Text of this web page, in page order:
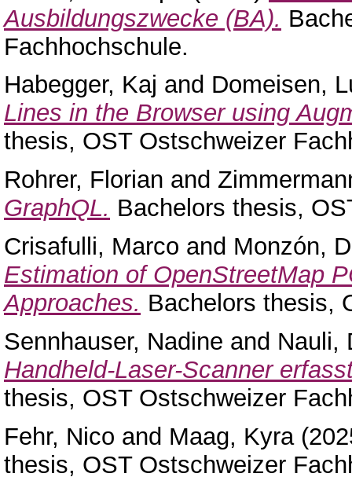
Ausbildungszwecke (BA).
Fachhochschule.
Habegger, Kaj and Domeisen,
Lines in the Browser using
thesis, OST Ostschweizer
Rohrer, Florian and
GraphQL. Bachelors thesis,
Crisafulli, Marco and Monzón,
Estimation of OpenStreetMap
Approaches. Bachelors thesis,
Sennhauser, Nadine and Nauli,
Handheld-Laser-Scanner
thesis, OST Ostschweizer
Fehr, Nico and Maag, Kyra
thesis, OST Ostschweizer